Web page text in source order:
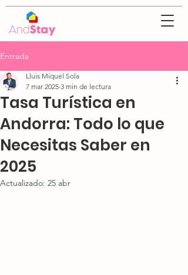
Entrada
Tasa Turística en
Andorra: Todo lo que
Necesitas Saber en
2025
Lluis Miquel Sola
7 mar 2025 3 min de lectura
Actualizado: 25 abr